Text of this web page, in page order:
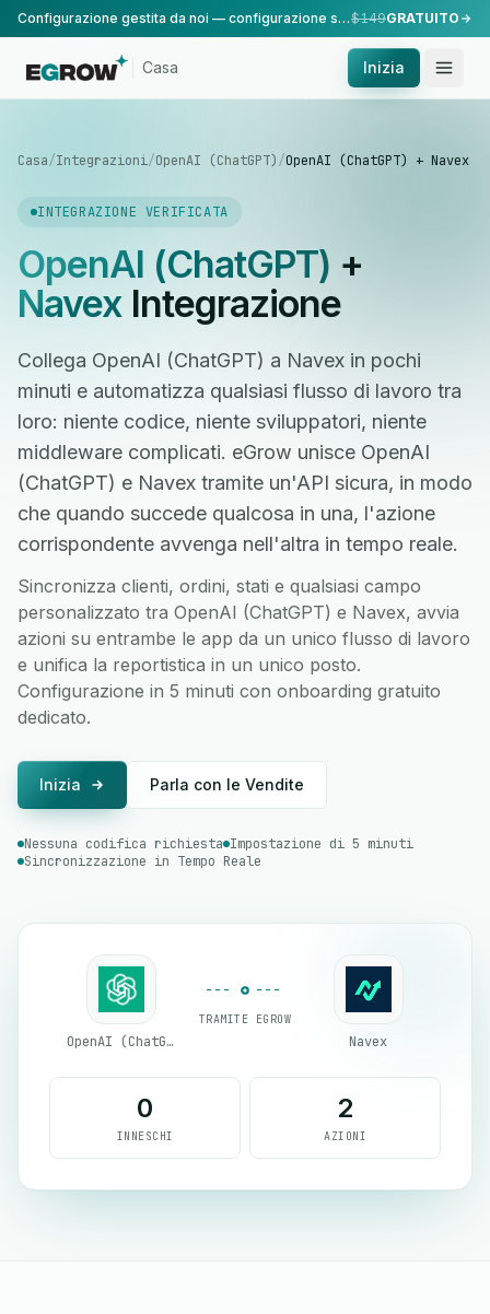
Configurazione gestita da noi — configurazione standard, eseguita dal nostro team.$149GRATUITO
Casa Inizia
Casa/Integrazioni/OpenAI (ChatGPT)/OpenAI (ChatGPT) + Navex
INTEGRAZIONE VERIFICATA
OpenAI (ChatGPT) +
NavexIntegrazione
Collega OpenAI (ChatGPT) a Navex in pochi
minuti e automatizza qualsiasi flusso di lavoro tra
loro: niente codice, niente sviluppatori, niente
middleware complicati. eGrow unisce OpenAI
(ChatGPT) e Navex tramite un'API sicura, in modo
che quando succede qualcosa in una, l'azione
corrispondente avvenga nell'altra in tempo reale.
Sincronizza clienti, ordini, stati e qualsiasi campo
personalizzato tra OpenAI (ChatGPT) e Navex, avvia
azioni su entrambe le app da un unico flusso di lavoro
e unifica la reportistica in un unico posto.
Configurazione in 5 minuti con onboarding gratuito
dedicato.
Inizia Parla con le Vendite
Nessuna codifica richiesta Impostazione di 5 minuti
Sincronizzazione in Tempo Reale
OpenAI (ChatGPT)
TRAMITE EGROW
Navex
0
INNESCHI
2
AZIONI